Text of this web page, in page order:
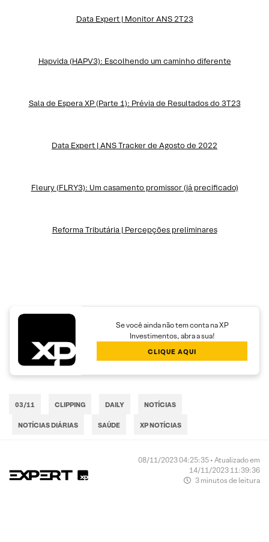
Data Expert | Monitor ANS 2T23
Hapvida (HAPV3): Escolhendo um caminho diferente
Sala de Espera XP (Parte 1): Prévia de Resultados do 3T23
Data Expert | ANS Tracker de Agosto de 2022
Fleury (FLRY3): Um casamento promissor (já precificado)
Reforma Tributária | Percepções preliminares
Se você ainda não tem conta na XP
Investimentos, abra a sua!
CLIQUE AQUI
03/11 CLIPPING DAILY NOTÍCIAS
NOTÍCIAS DIÁRIAS SAÚDE XP NOTÍCIAS
08/11/2023 04:25:35 • Atualizado em
14/11/2023 11:39:36
3 minutos de leitura